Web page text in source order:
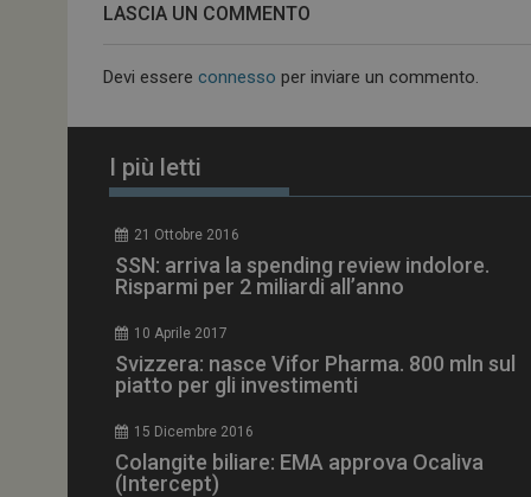
LASCIA UN COMMENTO
Devi essere connesso per inviare un commento.
I più letti
21 Ottobre 2016
SSN: arriva la spending review indolore.
Risparmi per 2 miliardi all’anno
10 Aprile 2017
Svizzera: nasce Vifor Pharma. 800 mln sul
piatto per gli investimenti
15 Dicembre 2016
Colangite biliare: EMA approva Ocaliva
(Intercept)
_ga_Z2VT792F98
__Secure-
tracking-named-